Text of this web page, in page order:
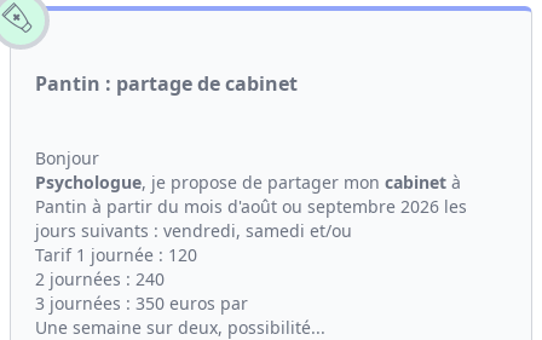
Pantin : partage de cabinet
Bonjour
Psychologue, je propose de partager mon cabinet à
Pantin à partir du mois d'août ou septembre 2026 les
jours suivants : vendredi, samedi et/ou
Tarif 1 journée : 120
2 journées : 240
3 journées : 350 euros par
Une semaine sur deux, possibilité...